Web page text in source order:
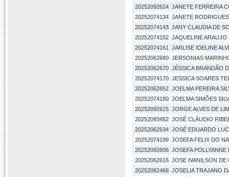
20252092624 JANETE FERREIRA
20252074134 JANETE
20252074143 JANY CLAUDIA DE
20252074152 JAQUELINE ARAUJO
20252074161
JARLISE IDELINE
20252062680 JERSONIAS
20252062670 JÉSSICA BRANDÃO
20252074170 JESSICA SOARES
20252062652 JOELMA PEREIRA
20252074180 JOELMA SIMÕES
20252092615 JORGE ALVES DE
20252093452 JOSÉ CLÁUDIO
20252062634 JOSÉ EDUARDO
20252074199 JOSEFA FELIX DO
20252092606 JOSEFA POLLYANNE
20252062616 JOSE IVANILSON DE
20252082468 JOSELIA TRAJANO